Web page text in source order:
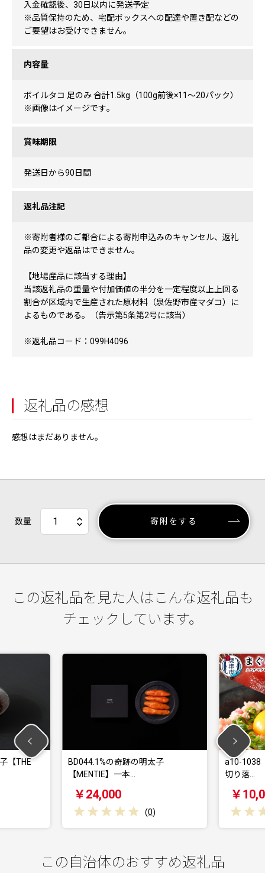
入金確認後、30日以内に発送予定
※品質保持のため、宅配ボックスへの配達や置き配などの
ご要望はお受けできません。
内容量
ボイルタコ 足のみ 合計1.5kg（100g前後×11〜20パック）
※画像はイメージです｡
賞味期限
発送日から90日間
返礼品注記
※寄附者様のご都合による寄附申込みのキャンセル、返礼
品の変更や返品はできません。
【地場産品に該当する理由】
当該返礼品の重量や付加価値の半分を一定程度以上上回る
割合が区域内で生産された原材料（泉佐野市産マダコ）に
よるものである。（告示第5条第2号に該当）
※返礼品コード：099H4096
返礼品の感想
感想はまだありません。
数量 寄附をする
この返礼品を見た人はこんな返礼品も
チェックしています。
【THE
BD044.1%の奇跡の明太子
【MENTIE】一本…
￥24,000
(0)
a10-1038
切り落…
￥
この自治体のおすすめ返礼品